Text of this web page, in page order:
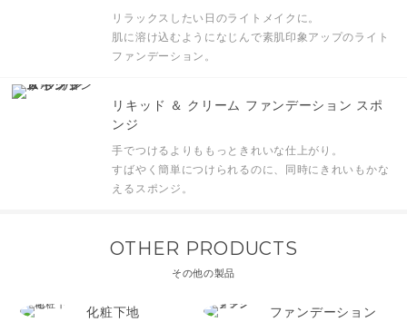
リラックスしたい日のライトメイクに。
肌に溶け込むようになじんで素肌印象アップのライト
ファンデーション。
リキッド ＆ クリーム ファンデーション スポ
ンジ
手でつけるよりももっときれいな仕上がり。
すばやく簡単につけられるのに、同時にきれいもかな
えるスポンジ。
OTHER PRODUCTS
その他の製品
化粧下地 ファンデーション